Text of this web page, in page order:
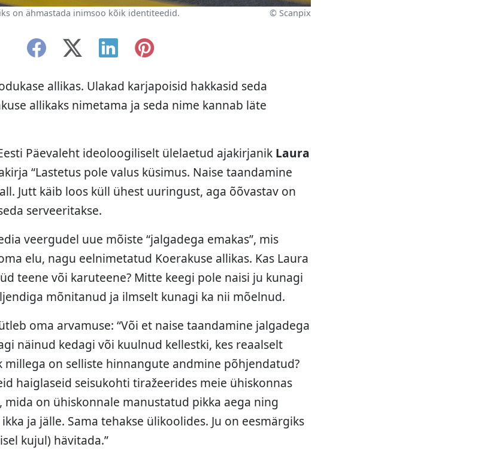
on ähmastada inimsoo kõik identiteedid. © Scanpix
allikas. Ulakad karjapoisid hakkasid seda
allikaks nimetama ja seda nime kannab läte
Päevaleht ideoloogiliselt ülelaetud ajakirjanik Laura
“Lastetus pole valus küsimus. Naise taandamine
Jutt käib loos küll ühest uuringust, aga õõvastav on
serveeritakse.
veergudel uue mõiste “jalgadega emakas”, mis
elu, nagu eelnimetatud Koerakuse allikas. Kas Laura
teene või karuteene? Mitte keegi pole naisi ju kunagi
mõnitanud ja ilmselt kunagi ka nii mõelnud.
oma arvamuse: “Või et naise taandamine jalgadega
näinud kedagi või kuulnud kellestki, kes reaalselt
millega on selliste hinnangute andmine põhjendatud?
haiglaseid seisukohti tiražeerides meie ühiskonnas
mida on ühiskonnale manustatud pikka aega ning
ja jälle. Sama tehakse ülikoolides. Ju on eesmärgiks
kujul) hävitada.”